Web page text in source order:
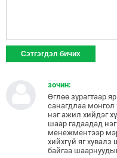
зочин:
Өглөө зурагтаар
санагдлаа монгол
нэг ажил хийдэг
шаар гадаадад
менежментээр
хийхгүй яг
байгаа